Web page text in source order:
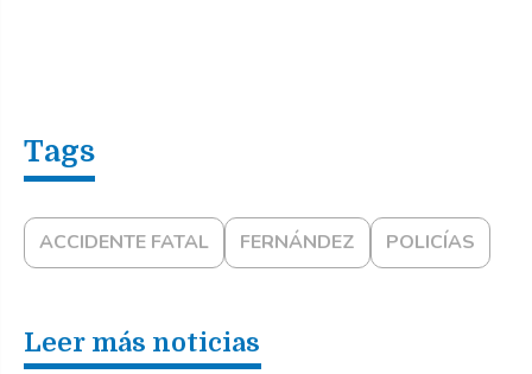
ACCIDENTE FATAL FERNÁNDEZ POLICÍAS
Leer más noticias